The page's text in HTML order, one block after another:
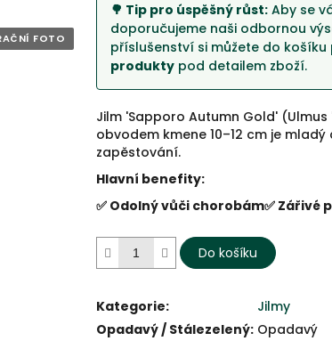
🌳 Tip pro úspěšný růst: Aby se
doporučujeme naši odbornou
příslušenství si můžete do
produkty pod detailem zboží.
Jilm 'Sapporo Autumn Gold'
obvodem kmene 10–12 cm je
zapěstování.
Hlavní benefity:
✅ Odolný vůči chorobám✅ Zářivé
Do košíku
Kategorie:
Jilmy
Opadavý / Stálezelený: Opadavý